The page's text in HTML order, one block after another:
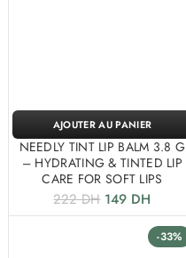
NEEDLY TINT LIP BALM 3.8 G
– HYDRATING & TINTED LIP
CARE FOR SOFT LIPS
222DH 149 DH
AJOUTER AU PANIER
-33%